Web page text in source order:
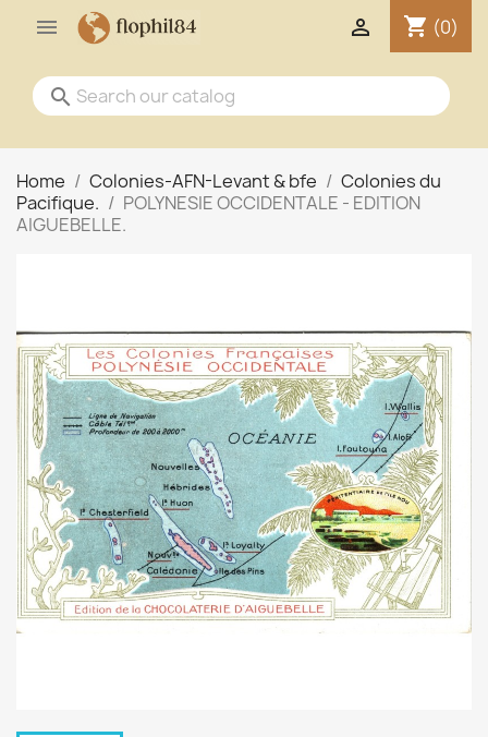
 shopping_cart (0)

search
Home Colonies-AFN-Levant & bfe
Colonies du
Pacifique.
POLYNESIE OCCIDENTALE - EDITION
AIGUEBELLE.